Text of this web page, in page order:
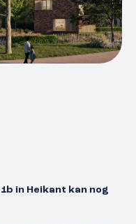
in Heikant kan nog